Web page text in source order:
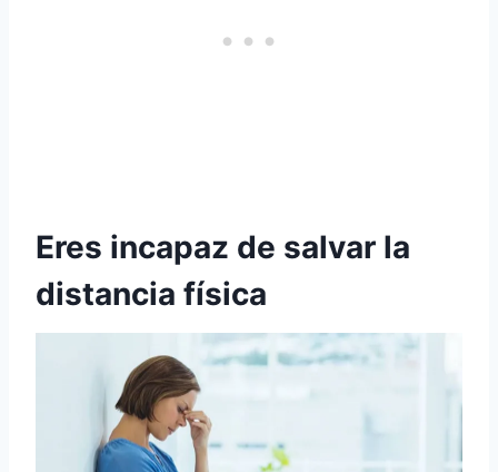
Eres incapaz de salvar la
distancia física